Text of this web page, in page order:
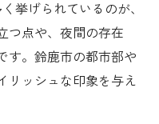
挙げられているのが、
つ点や、夜間の存在
す。鈴鹿市の都市部や
リッシュな印象を与え